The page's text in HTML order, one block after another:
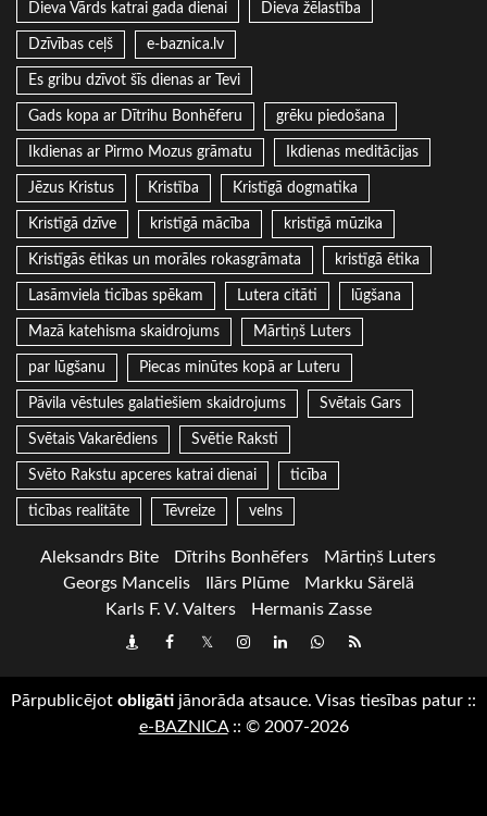
Dieva Vārds katrai gada dienai Dieva žēlastība
Dzīvības ceļš e-baznica.lv
Es gribu dzīvot šīs dienas ar Tevi
Gads kopa ar Dītrihu Bonhēferu grēku piedošana
Ikdienas ar Pirmo Mozus grāmatu Ikdienas meditācijas
Jēzus Kristus Kristība Kristīgā dogmatika
Kristīgā dzīve kristīgā mācība kristīgā mūzika
Kristīgās ētikas un morāles rokasgrāmata kristīgā ētika
Lasāmviela ticības spēkam Lutera citāti lūgšana
Mazā katehisma skaidrojums Mārtiņš Luters
par lūgšanu Piecas minūtes kopā ar Luteru
Pāvila vēstules galatiešiem skaidrojums Svētais Gars
Svētais Vakarēdiens Svētie Raksti
Svēto Rakstu apceres katrai dienai ticība
ticības realitāte Tēvreize velns
Aleksandrs Bite Dītrihs Bonhēfers
Mārtiņš Luters
Georgs Mancelis
Ilārs Plūme
Markku Särelä
Karls F. V. Valters
Hermanis Zasse
DraugiemFacebook
TwitterInstagram
LinkedInwhatsapp
RSS
Pārpublicējot obligāti jānorāda atsauce. Visas tiesības patur ::
e-BAZNICA:: © 2007-2026